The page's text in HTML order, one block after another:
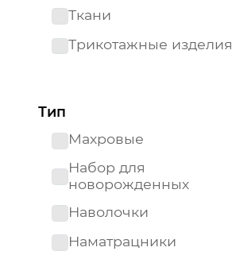
Ткани
Трикотажные изделия
Тип
Махровые
Набор для
новорожденных
Наволочки
Наматрацники